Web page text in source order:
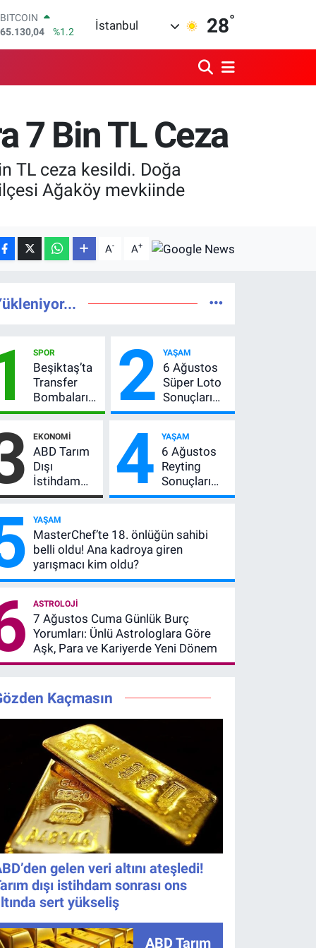
BITCOIN
65.130,04
%1.2
DOLAR
GRAM ALTIN
6618.49
%2.12
13.773
%-19
İstanbul 28°
7 Bin TL Ceza
TL ceza kesildi. Doğa
Ağaköy mevkiinde
A- A+
SPOR
Beşiktaş’ta
Transfer
Bombaları
Peş Peşe!
Vlahovic’i
Açıkladı, 5
Yıldız Daha
Listede
2 YAŞAM
6 Ağustos
Süper Loto
Sonuçları
Açıklandı!
TL’lik Çekiliş
EKONOMI
ABD Tarım
Dışı
İstihdam
Verisi Altını
Etkiler? Çok
Basit
Anlatımla
Rehber
4 YAŞAM
6 Ağustos
Reyting
Sonuçları
Açıklandı!
Muhtemel
Aşk,
Geride
YAŞAM
MasterChef’te 18. önlüğün sahibi
belli oldu! Ana kadroya giren
yarışmacı kim oldu?
ASTROLOJI
7 Ağustos Cuma Günlük Burç
Yorumları: Ünlü Astrologlara Göre
Aşk, Para ve Kariyerde Yeni Dönem
Kaçmasın
gelen veri altını ateşledi!
dışı istihdam sonrası ons
sert yükseliş
ABD Tarım